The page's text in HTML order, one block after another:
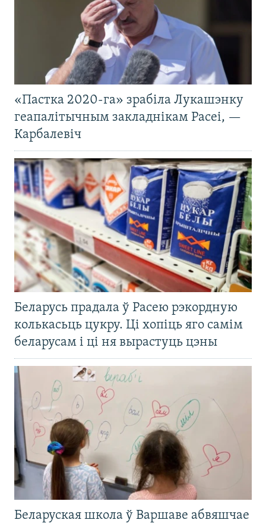
«Пастка 2020-га» зрабіла Лукашэнку
геапалітычным закладнікам Расеі, —
Карбалевіч
Беларусь прадала ў Расею рэкордную
колькасьць цукру. Ці хопіць яго самім
беларусам і ці ня вырастуць цэны
Беларуская школа ў Варшаве абвяшчае